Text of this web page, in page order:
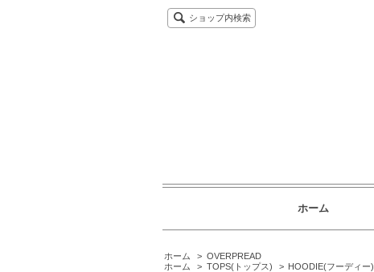
ショップ内検索
ホーム
ホーム > OVERPREAD
ホーム
> TOPS(トップス) > HOODIE(フーディー)